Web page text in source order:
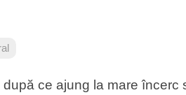
ce ajung la mare încerc